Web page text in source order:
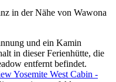
in der Nähe von Wawona
und ein Kamin
in dieser Ferienhütte, die
entfernt befindet.
Yosemite West Cabin -